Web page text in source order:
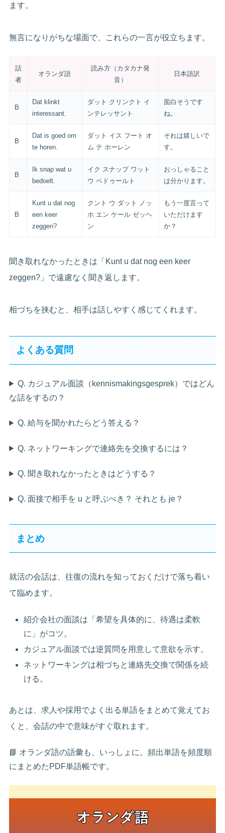
ます。
無言になりがちな場面で、これらの一言が役立ちます。
話
者
オランダ語
読み方（カタカナ発
音）
日本語訳
B
Dat klinkt
interessant.
ダット クリンクト イ
ンテレッサント
面白そうです
ね。
B
Dat is goed om
te horen.
ダット イス フート オ
ム テ ホーレン
それは嬉しいで
す。
B
Ik snap wat u
bedoelt.
イク スナップ ワット
ウ ベドゥールト
おっしゃること
は分かります。
B
Kunt u dat nog
een keer
zeggen?
クント ウ ダット ノッ
ホ エン ケール ゼッヘ
ン
もう一度言って
いただけます
か？
聞き取れなかったときは「Kunt u dat nog een keer
zeggen?」で遠慮なく聞き返します。
相づちを挟むと、相手は話しやすく感じてくれます。
よくある質問
Q. カジュアル面談（kennismakingsgesprek）ではどん
な話をするの？
Q. 給与を聞かれたらどう答える？
Q. ネットワーキングで連絡先を交換するには？
Q. 聞き取れなかったときはどうする？
Q. 面接で相手を u と呼ぶべき？ それとも je？
まとめ
就活の会話は、往復の流れを知っておくだけで落ち着い
て臨めます。
紹介会社の面談は「希望を具体的に、待遇は柔軟
に」がコツ。
カジュアル面談では逆質問を用意して意欲を示す。
ネットワーキングは相づちと連絡先交換で関係を続
ける。
あとは、求人や採用でよく出る単語をまとめて覚えてお
くと、会話の中で意味がすぐ取れます。
📘 オランダ語の語彙も、いっしょに。頻出単語を頻度順
にまとめたPDF単語帳です。